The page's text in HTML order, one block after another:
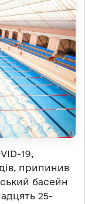
19,
припинив
басейн
25-